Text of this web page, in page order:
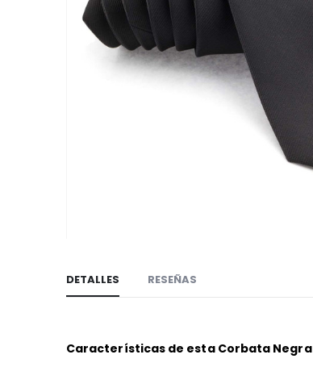
comienzo
galería
DETALLES
Características de esta Corbata Negra
RESEÑAS